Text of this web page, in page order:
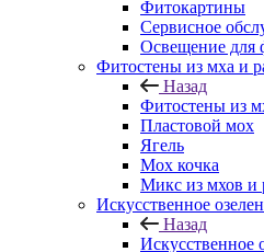
Фитокартины
Сервисное
Освещение для
Фитостены из мха и
Назад
Фитостены из
Пластовой мох
Ягель
Мох кочка
Микс из мхов и
Искусственное
Назад
Искусственное